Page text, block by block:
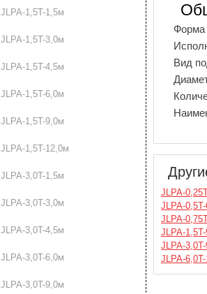
JLPA-1,5T-1,5м
JLPA-1,5T-3,0м
JLPA-1,5T-4,5м
JLPA-1,5T-6,0м
JLPA-1,5T-9,0м
JLPA-1,5T-12,0м
JLPA-3,0T-1,5м
JLPA-3,0T-3,0м
JLPA-3,0T-4,5м
JLPA-3,0T-6,0м
JLPA-3,0T-9,0м
Форма
Вид
JLPA-
JLPA-
JLPA-
JLPA-
JLPA-
JLPA-